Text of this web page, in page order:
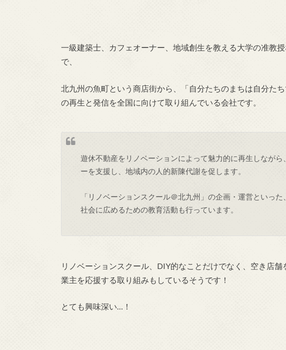
一級建築士、カフェオーナー、地域創生を教える大学の准教
で、
北九州の魚町という商店街から、「自分たちのまちは自分た
の再生と発信を全国に向けて取り組んでいる会社です。
遊休不動産をリノベーションによって魅力的に再生しなが
ーを支援し、地域内の人的新陳代謝を促します。
「リノベーションスクール＠北九州」の企画・運営といっ
社会に広めるための教育活動も行っています。
リノベーションスクール、DIY的なことだけでなく、空き店
業主を応援する取り組みもしているそうです！
とても興味深い…！